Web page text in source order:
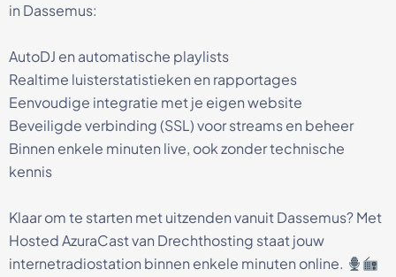
in Dassemus:
AutoDJ en automatische playlists
Realtime luisterstatistieken en rapportages
Eenvoudige integratie met je eigen website
Beveiligde verbinding (SSL) voor streams en beheer
Binnen enkele minuten live, ook zonder technische
kennis
Klaar om te starten met uitzenden vanuit Dassemus? Met
Hosted AzuraCast van Drechthosting staat jouw
internetradiostation binnen enkele minuten online.